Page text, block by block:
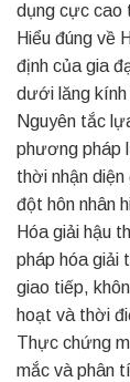
dụng cực cao
Hiểu đúng về
định của gia
dưới lăng
Nguyên tắc
phương pháp
thời nhận
đột hôn nhân
Hóa giải hậu
pháp hóa giải
giao tiếp,
hoạt và thời
Thực chứng
mắc và phân